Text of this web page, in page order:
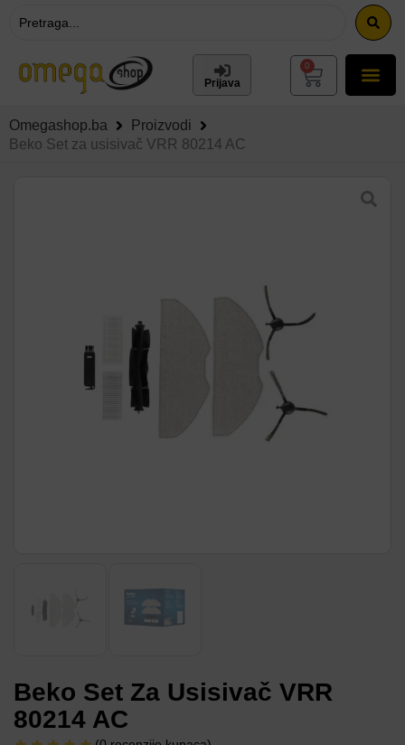
Prijava
0
Omegashop.ba
Proizvodi
Beko Set za usisivač VRR 80214 AC
Beko Set Za Usisivač VRR
80214 AC